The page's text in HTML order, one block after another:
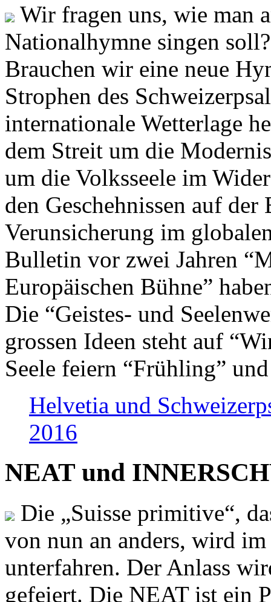
Wir fragen uns, wie man
Nationalhymne singen
Brauchen wir eine neue
Strophen des
internationale Wetterlage
dem Streit um die
um die Volksseele im
den Geschehnissen auf
Verunsicherung im
Bulletin vor zwei Jahren
Europäischen Bühne”
Die “Geistes- und
grossen Ideen steht auf
Seele feiern “Frühling”
Helvetia und
2016
NEAT und
Die „Suisse primitive“,
von nun an anders, wird
unterfahren. Der Anlass
gefeiert. Die NEAT ist ein